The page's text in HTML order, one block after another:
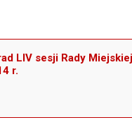
LIV sesji Rady
r.